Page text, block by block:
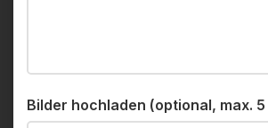
Bilder hochladen (optional, max. 5